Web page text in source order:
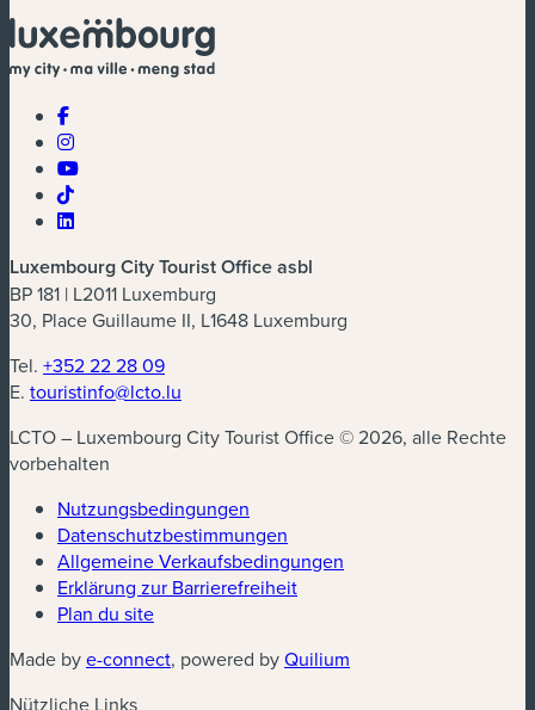
Luxembourg City Tourist Office asbl
BP 181 | L2011 Luxemburg
30, Place Guillaume II, L1648 Luxemburg
Tel. +352 22 28 09
E. touristinfo@lcto.lu
LCTO – Luxembourg City Tourist Office © 2026, alle Rechte
vorbehalten
Nutzungsbedingungen
Datenschutzbestimmungen
Allgemeine Verkaufsbedingungen
Erklärung zur Barrierefreiheit
Plan du site
Made bye-connect(neues Fenster)
, powered byQuilium
Nützliche Links